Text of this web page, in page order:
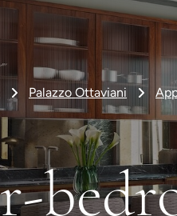
Palazzo Ottaviani